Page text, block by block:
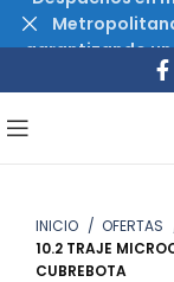
INICIO OFERTAS
10.2 TRAJE
CUBREBOTA
garantizando